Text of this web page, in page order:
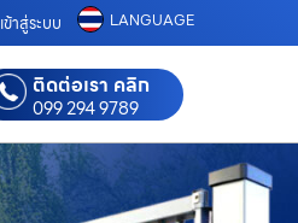
เข้าสู่ระบบ LANGUAGE
ติดต่อเรา คลิก
099 294 9789